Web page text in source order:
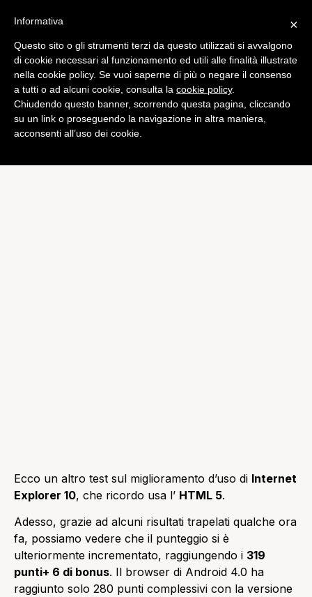
Computer
Windows Phone 8, HTML 5
migliora ma è dietro iPhone
5
diAlessandro Moretti
Ecco un altro test sul miglioramento d’uso di Internet
Explorer 10, che ricordo usa l’ HTML 5.
Adesso, grazie ad alcuni risultati trapelati qualche ora
fa, possiamo vedere che il punteggio si è
ulteriormente incrementato, raggiungendo i 319
punti+ 6 di bonus. Il browser di Android 4.0 ha
raggiunto solo 280 punti complessivi con la versione
×
Informativa
Questo sito o gli strumenti terzi da questo utilizzati si avvalgono
di cookie necessari al funzionamento ed utili alle finalità illustrate
nella cookie policy. Se vuoi saperne di più o negare il consenso
a tutti o ad alcuni cookie, consulta la cookie policy.
Chiudendo questo banner, scorrendo questa pagina, cliccando
su un link o proseguendo la navigazione in altra maniera,
acconsenti all’uso dei cookie.